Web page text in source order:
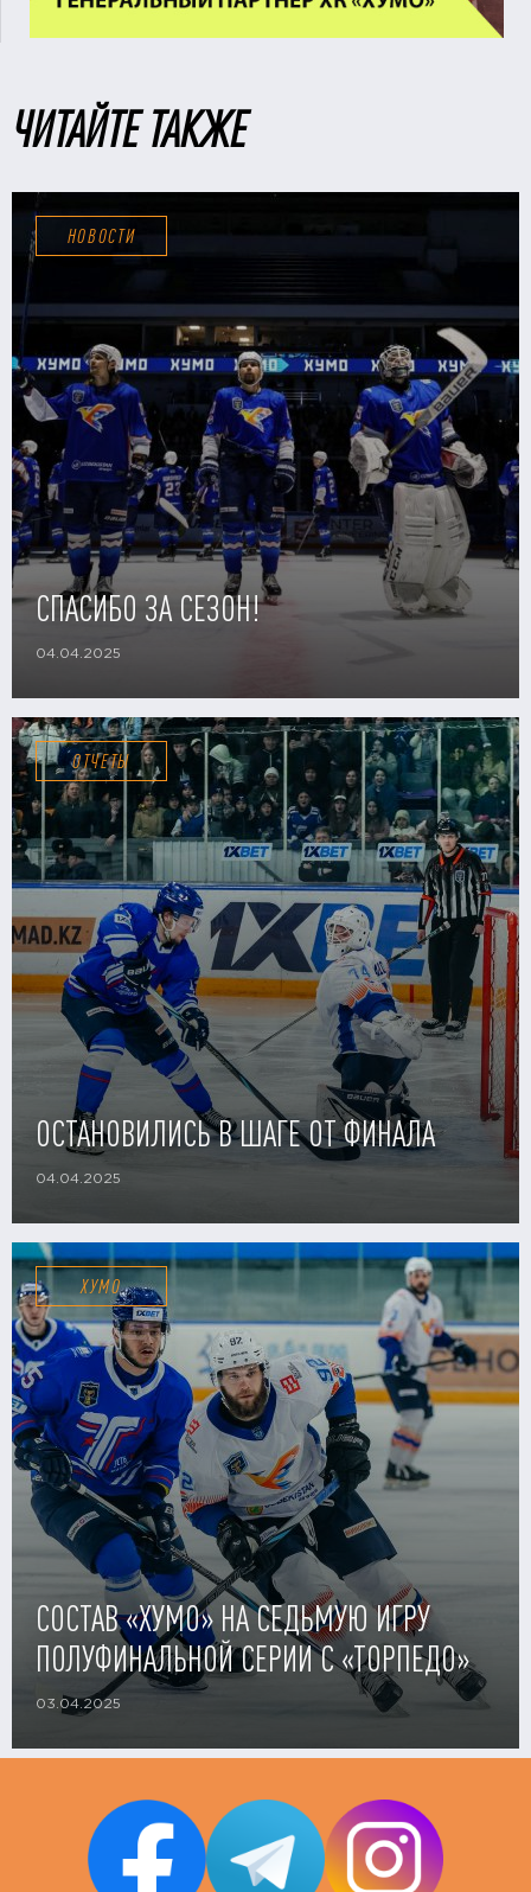
ЧИТАЙТЕ ТАКЖЕ
НОВОСТИ
СПАСИБО ЗА СЕЗОН!
04.04.2025
ОТЧЕТЫ
ОСТАНОВИЛИСЬ В ШАГЕ ОТ ФИНАЛА
04.04.2025
ХУМО
СОСТАВ «ХУМО» НА СЕДЬМУЮ ИГРУ
ПОЛУФИНАЛЬНОЙ СЕРИИ С «ТОРПЕДО»
03.04.2025